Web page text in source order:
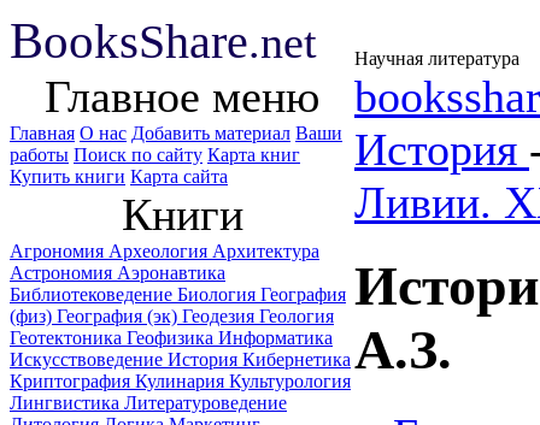
BooksShare.net Научная литература
Главное меню
Главная О нас Добавить материал Ваши
работы Поиск по сайту Карта книг
Купить книги Карта сайта
Книги
Агрономия Археология Архитектура
Астрономия Аэронавтика
Библиотековедение Биология География
(физ) География (эк) Геодезия Геология
Геотектоника Геофизика Информатика
Искусствоведение История Кибернетика
Криптография Кулинария Культурология
Лингвистика Литературоведение
История
Ливии.
А.З.